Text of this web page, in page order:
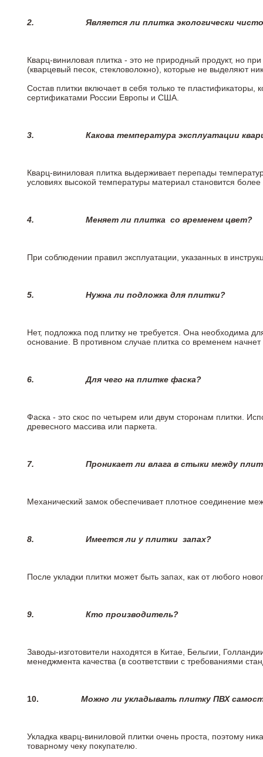
2. Является ли плитка экологически
Кварц-виниловая плитка - это не природный продукт, но
(кварцевый песок, стекловолокно), которые не выделяют
Состав плитки включает в себя только те
сертификатами России Европы и США.
3. Какова температура эксплуатации
Кварц-виниловая плитка выдерживает перепады
условиях высокой температуры материал становится
4. Меняет ли плитка со временем цвет?
При соблюдении правил эксплуатации, указанных в
5. Нужна ли подложка для плитки?
Нет, подложка под плитку не требуется. Она необходима
основание. В противном случае плитка со временем
6.Для чего на плитке фаска?
Фаска - это скос по четырем или двум сторонам плитки.
древесного массива или паркета.
7. Проникает ли влага в стыки между
Механический замок обеспечивает плотное соединение
8. Имеется ли у плитки запах?
После укладки плитки может быть запах, как от любого
9. Кто производитель?
Заводы-изготовители находятся в Китае, Бельгии,
менеджмента качества (в соответствии с требованиями
10. Можно ли укладывать плитку ПВХ
Укладка кварц-виниловой плитки очень проста, поэтому
товарному чеку покупателю.